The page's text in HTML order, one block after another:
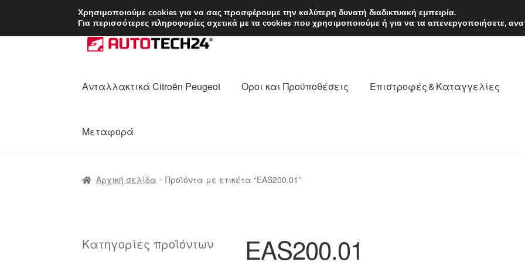
ΑΠΟΣΤΟΛΗ από 7 EUR Δευτέρα-Παρ.
Απευθείας
μετάβαση
πλοήγηση
Μετάβαση
σε
Ανταλλακτικά Citroën Peugeot Οροι και Προϋποθέσεις Επιστροφές & Καταγγελίες
Μεταφορά
Αρχική σελίδα Προϊόντα με ετικέτα “EAS200.01”
EAS200.01
Κατηγορίες προϊόντων
Χρησιμοποιούμε cookies για να σας προσφέρουμε την καλύτερη δυνατή διαδικτυακή εμπειρία.
Για περισσότερες πληροφορίες σχετικά με τα cookies που χρησιμοποιούμε ή για να τα απενεργοποιήσετε,